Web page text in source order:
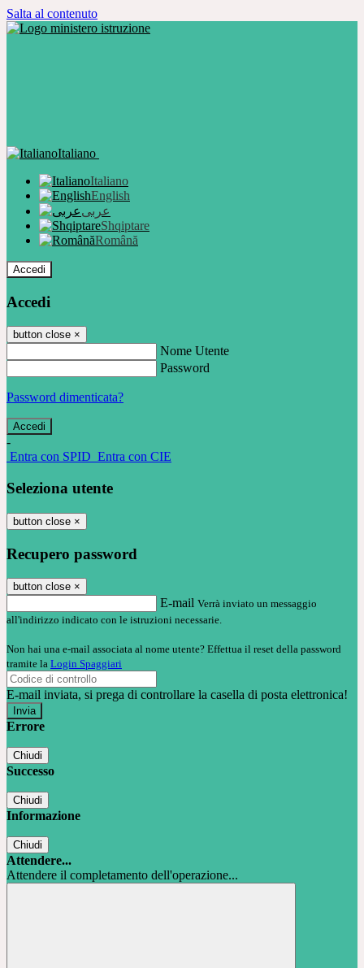
Salta al contenuto
Italiano
Italiano
English
عربى
Shqiptare
Română
Accedi
Accedi
button close ×
Nome Utente
Password
Password dimenticata?
-
Entra con SPID Entra con CIE
Seleziona utente
button close ×
Recupero password
button close ×
E-mail Verrà inviato un messaggio
all'indirizzo indicato con le istruzioni necessarie.
Non hai una e-mail associata al nome utente? Effettua il reset della password
tramite la Login Spaggiari
E-mail inviata, si prega di controllare la casella di posta elettronica!
Errore
Chiudi
Successo
Chiudi
Informazione
Chiudi
Attendere...
Attendere il completamento dell'operazione...